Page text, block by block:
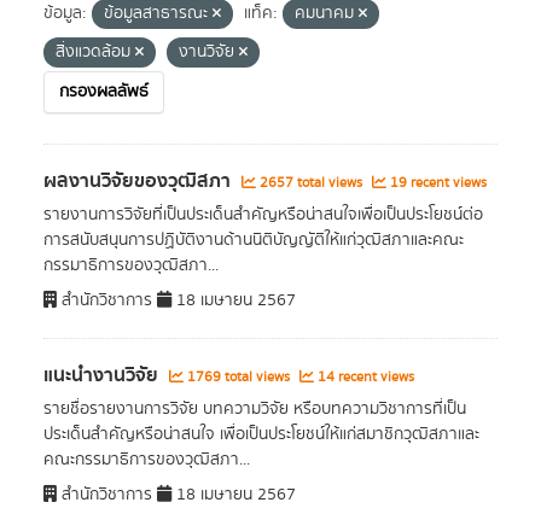
ข้อมูล:
ข้อมูลสาธารณะ แท็ค:
คมนาคม
สิ่งแวดล้อม
งานวิจัย
กรองผลลัพธ์
ผลงานวิจัยของวุฒิสภา 2657 total views 19 recent views
รายงานการวิจัยที่เป็นประเด็นสำคัญหรือน่าสนใจเพื่อเป็นประโยชน์ต่อ
การสนับสนุนการปฏิบัติงานด้านนิติบัญญัติให้แก่วุฒิสภาและคณะ
กรรมาธิการของวุฒิสภา...
สำนักวิชาการ
18 เมษายน 2567
แนะนำงานวิจัย 1769 total views 14 recent views
รายชื่อรายงานการวิจัย บทความวิจัย หรือบทความวิชาการที่เป็น
ประเด็นสำคัญหรือน่าสนใจ เพื่อเป็นประโยชน์ให้แก่สมาชิกวุฒิสภาและ
คณะกรรมาธิการของวุฒิสภา...
สำนักวิชาการ
18 เมษายน 2567